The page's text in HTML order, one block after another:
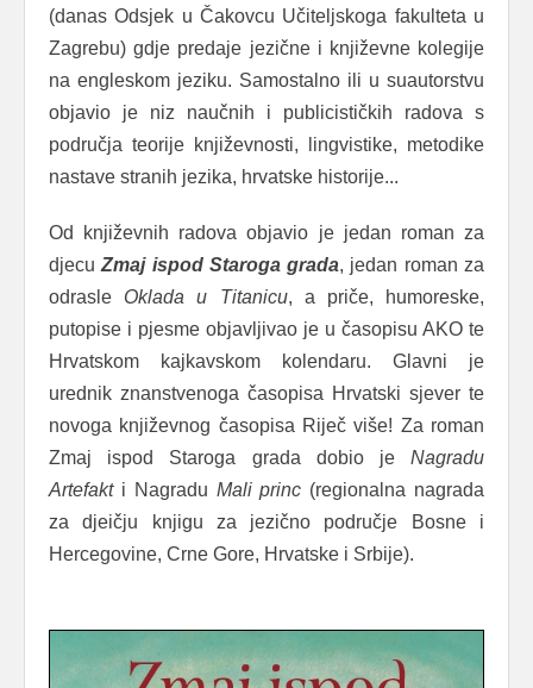
(danas Odsjek u Čakovcu Učiteljskoga fakulteta u
Zagrebu) gdje predaje jezične i književne kolegije
na engleskom jeziku. Samostalno ili u suautorstvu
objavio je niz naučnih i publicističkih radova s
područja teorije književnosti, lingvistike, metodike
nastave stranih jezika, hrvatske historije...
Od književnih radova objavio je jedan roman za
djecuZmaj ispod Staroga grada, jedan roman za
odrasle Oklada u Titanicu, a priče, humoreske,
putopise i pjesme objavljivao je u časopisu AKO te
Hrvatskom kajkavskom kolendaru. Glavni je
urednik znanstvenoga časopisa Hrvatski sjever te
novoga književnog časopisa Riječ više! Za roman
Zmaj ispod Staroga grada dobio je Nagradu
Artefakti Nagradu Mali princ (regionalna nagrada
za djeičju knjigu za jezično područje Bosne i
Hercegovine, Crne Gore, Hrvatske i Srbije).